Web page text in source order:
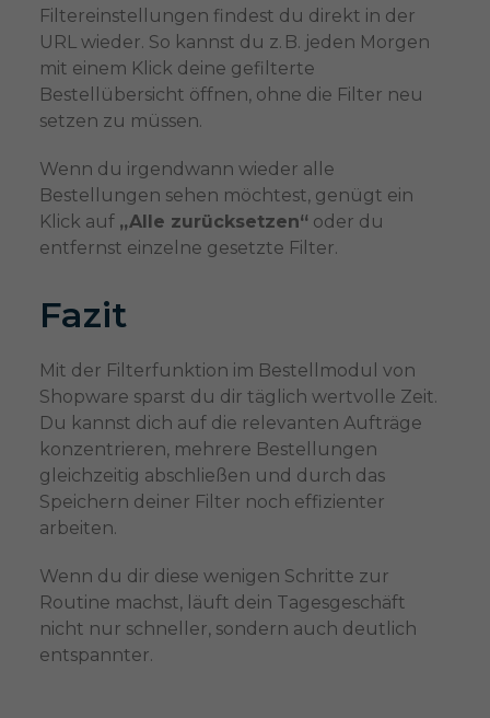
Filtereinstellungen findest du direkt in der
URL wieder. So kannst du z. B. jeden Morgen
mit einem Klick deine gefilterte
Bestellübersicht öffnen, ohne die Filter neu
setzen zu müssen.
Wenn du irgendwann wieder alle
Bestellungen sehen möchtest, genügt ein
Klick auf „Alle zurücksetzen“oder du
entfernst einzelne gesetzte Filter.
Fazit
Mit der Filterfunktion im Bestellmodul von
Shopware sparst du dir täglich wertvolle Zeit.
Du kannst dich auf die relevanten Aufträge
konzentrieren, mehrere Bestellungen
gleichzeitig abschließen und durch das
Speichern deiner Filter noch effizienter
arbeiten.
Wenn du dir diese wenigen Schritte zur
Routine machst, läuft dein Tagesgeschäft
nicht nur schneller, sondern auch deutlich
entspannter.